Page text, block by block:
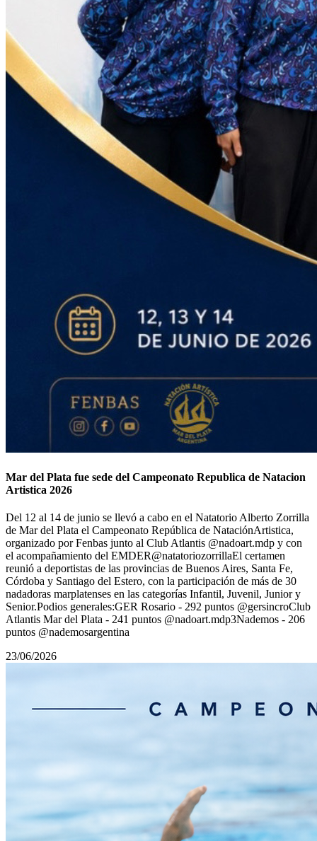
Mar del Plata fue sede del Campeonato Republica de Natacion
Artistica 2026
Del 12 al 14 de junio se llevó a cabo en el Natatorio Alberto Zorrilla
de Mar del Plata el Campeonato República de NataciónArtistica,
organizado por Fenbas junto al Club Atlantis @nadoart.mdp y con
el acompañamiento del EMDER@natatoriozorrillaEl certamen
reunió a deportistas de las provincias de Buenos Aires, Santa Fe,
Córdoba y Santiago del Estero, con la participación de más de 30
nadadoras marplatenses en las categorías Infantil, Juvenil, Junior y
Senior.Podios generales:GER Rosario - 292 puntos @gersincroClub
Atlantis Mar del Plata - 241 puntos @nadoart.mdp3Nademos - 206
puntos @nademosargentina
23/06/2026